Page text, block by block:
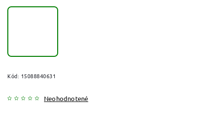
Kód: 15088840631
Neohodnotené